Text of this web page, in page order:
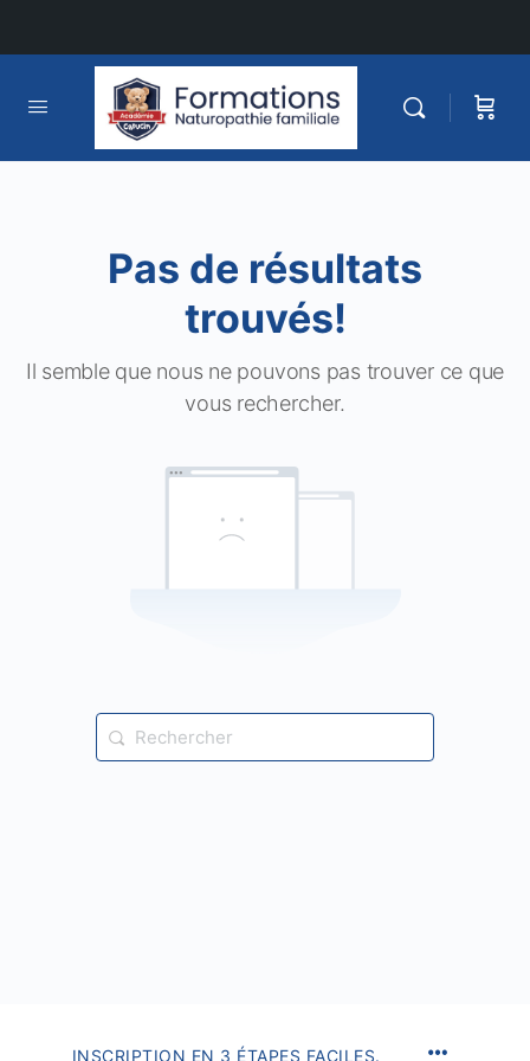
Pas de résultats
trouvés!
Il semble que nous ne pouvons pas trouver ce que
vous rechercher.
Recherche
pour:
INSCRIPTION EN 3 ÉTAPES FACILES.